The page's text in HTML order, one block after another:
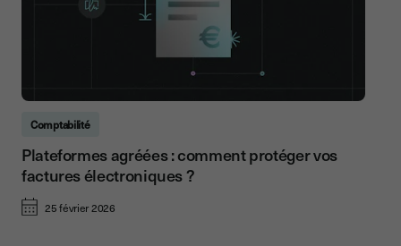
Comptabilité
Plateformes agréées : comment protéger vos
factures électroniques ?
25 février 2026